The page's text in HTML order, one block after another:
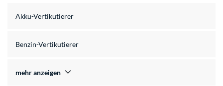
Akku-Vertikutierer
Benzin-Vertikutierer
mehr anzeigen